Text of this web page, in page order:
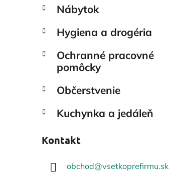
Nábytok
Hygiena a drogéria
Ochranné pracovné
pomôcky
Občerstvenie
Kuchynka a jedáleň
Kontakt
obchod@vsetkoprefirmu.sk